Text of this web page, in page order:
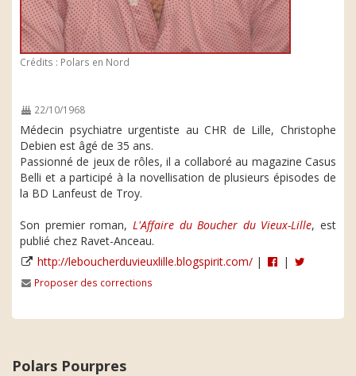
Crédits : Polars en Nord
22/10/1968
Médecin psychiatre urgentiste au CHR de Lille, Christophe
Debien est âgé de 35 ans.
Passionné de jeux de rôles, il a collaboré au magazine Casus
Belli et a participé à la novellisation de plusieurs épisodes de
la BD Lanfeust de Troy.
Son premier roman, L'Affaire du Boucher du Vieux-Lille, est
publié chez Ravet-Anceau.
http://leboucherduvieuxlille.blogspirit.com/ | |
Proposer des corrections
Polars Pourpres